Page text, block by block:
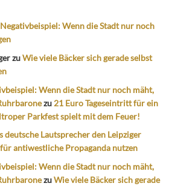
Wenn die Stadt nur noch
zuWie viele Bäcker sich gerade selbst
Wenn die Stadt nur noch mäht,
zu 21 Euro Tageseintritt für ein
Parkfest spielt mit dem Feuer!
deutsche Lautsprecher den Leipziger
antiwestliche Propaganda nutzen
Wenn die Stadt nur noch mäht,
zuWie viele Bäcker sich gerade